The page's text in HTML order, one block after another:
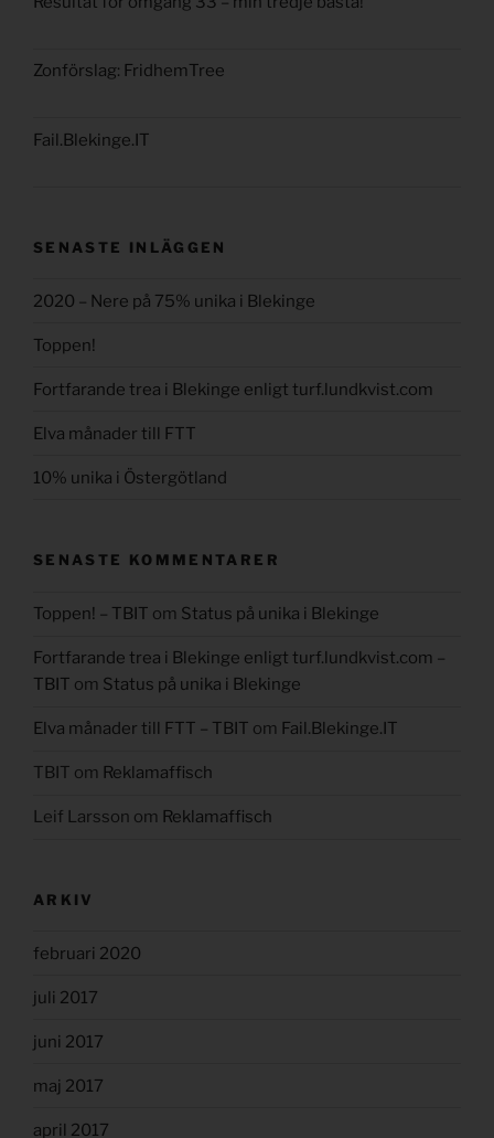
Zonförslag: FridhemTree
Fail.Blekinge.IT
SENASTE INLÄGGEN
2020 – Nere på 75% unika i Blekinge
Toppen!
Fortfarande trea i Blekinge enligt turf.lundkvist.com
Elva månader till FTT
10% unika i Östergötland
SENASTE KOMMENTARER
Toppen! – TBIT om Status på unika i Blekinge
Fortfarande trea i Blekinge enligt turf.lundkvist.com –
TBIT om Status på unika i Blekinge
Elva månader till FTT – TBIT om Fail.Blekinge.IT
TBIT om Reklamaffisch
Leif Larsson om Reklamaffisch
ARKIV
februari 2020
juli 2017
juni 2017
maj 2017
april 2017